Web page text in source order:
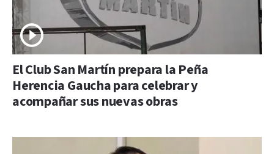
El Club San Martín prepara la Peña
Herencia Gaucha para celebrar y
acompañar sus nuevas obras